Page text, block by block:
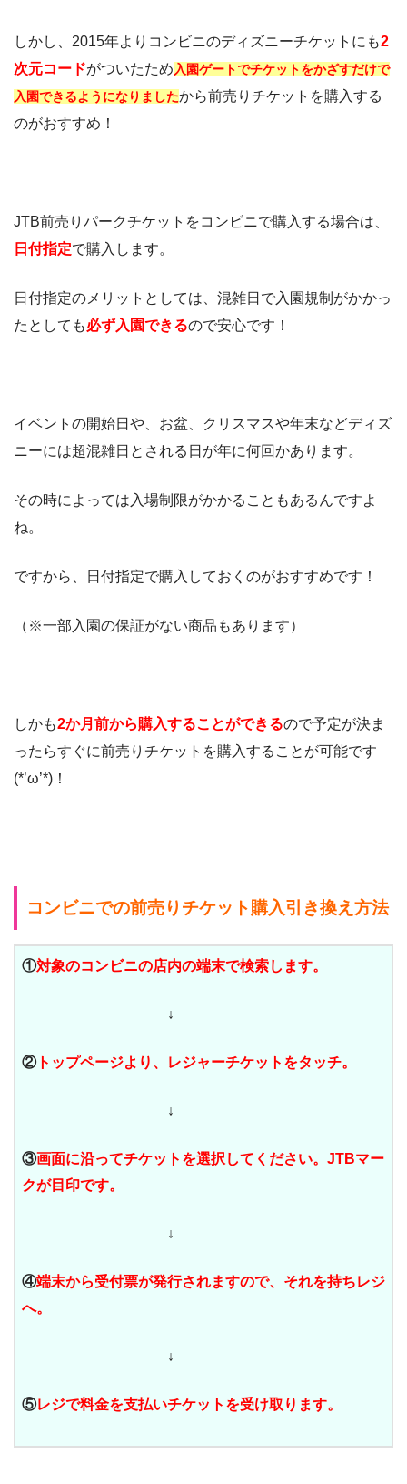
しかし、2015年よりコンビニのディズニーチケットにも2
次元コードがついたため 入園ゲートでチケットをかざすだけで
入園できるようになりましたから前売りチケットを購入する
のがおすすめ！
JTB前売りパークチケットをコンビニで購入する場合は、
日付指定で購入します。
日付指定のメリットとしては、混雑日で入園規制がかかっ
たとしても必ず入園できるので安心です！
イベントの開始日や、お盆、クリスマスや年末などディズ
ニーには超混雑日とされる日が年に何回かあります。
その時によっては入場制限がかかることもあるんですよ
ね。
ですから、日付指定で購入しておくのがおすすめです！
（※一部入園の保証がない商品もあります）
しかも2か月前から購入することができるので予定が決ま
ったらすぐに前売りチケットを購入することが可能です
(*’ω’*)！
コンビニでの前売りチケット購入引き換え方法
①対象のコンビニの店内の端末で検索します。
↓
②トップページより、レジャーチケットをタッチ。
↓
③画面に沿ってチケットを選択してください。JTBマー
クが目印です。
↓
④端末から受付票が発行されますので、それを持ちレジ
へ。
↓
⑤レジで料金を支払いチケットを受け取ります。